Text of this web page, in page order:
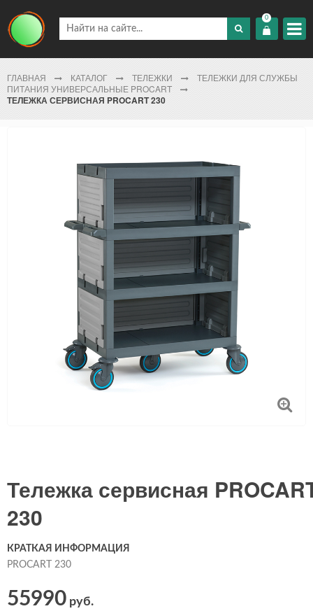
0
ГЛАВНАЯ КАТАЛОГ ТЕЛЕЖКИ
ТЕЛЕЖКИ ДЛЯ СЛУЖБЫ
ПИТАНИЯ УНИВЕРСАЛЬНЫЕ PROCART
ТЕЛЕЖКА СЕРВИСНАЯ PROCART 230
Тележка сервисная
230
КРАТКАЯ ИНФОРМАЦИЯ
PROCART 230
55990 руб.